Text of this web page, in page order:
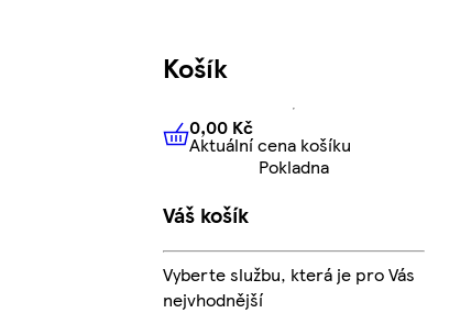
Košík
0,00 KčAktuální cena košíku
0,00 Kč
Aktuální cena košíku
Pokladna
Váš košík
Vyberte službu, která je pro Vás
nejvhodnější